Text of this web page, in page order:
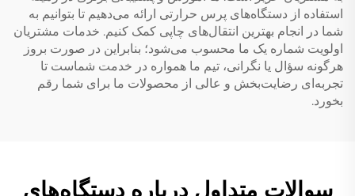
استفاده از دستگاه‌های پرس حرارتی ارائه می‌دهیم تا بتوانیم به
شما در انجام بهترین انتقال‌های چاپی کمک کنیم. خدمات مشتریان
اولویت شماره یک ما محسوب می‌شود؛ بنابراین در صورت بروز
هرگونه سؤال یا نگرانی، تیم ما همواره در خدمت شماست تا
تجربه‌ای رضایت‌بخش و عالی از محصولات ما برای شما رقم
بخورد.
سوالات متداول درباره دستگاه‌های